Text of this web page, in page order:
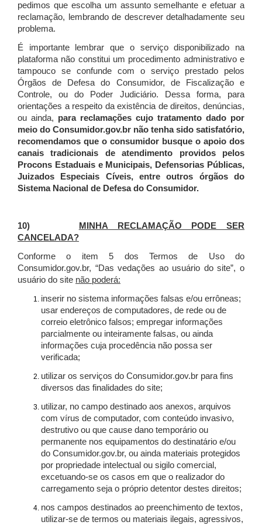
pedimos que escolha um assunto semelhante e efetuar a
reclamação, lembrando de descrever detalhadamente seu
problema.
É importante lembrar que o serviço disponibilizado na
plataforma não constitui um procedimento administrativo e
tampouco se confunde com o serviço prestado pelos
Órgãos de Defesa do Consumidor, de Fiscalização e
Controle, ou do Poder Judiciário. Dessa forma, para
orientações a respeito da existência de direitos, denúncias,
ou ainda, para reclamações cujo tratamento dado por
meio do Consumidor.gov.br não tenha sido satisfatório,
recomendamos que o consumidor busque o apoio dos
canais tradicionais de atendimento providos pelos
Procons Estaduais e Municipais, Defensorias Públicas,
Juizados Especiais Cíveis, entre outros órgãos do
Sistema Nacional de Defesa do Consumidor.
10)
MINHA RECLAMAÇÃO PODE SER
CANCELADA?
Conforme o item 5 dos Termos de Uso do
Consumidor.gov.br, “Das vedações ao usuário do site”, o
usuário do site não poderá:
inserir no sistema informações falsas e/ou errôneas;
usar endereços de computadores, de rede ou de
correio eletrônico falsos; empregar informações
parcialmente ou inteiramente falsas, ou ainda
informações cuja procedência não possa ser
verificada;
utilizar os serviços do Consumidor.gov.br para fins
diversos das finalidades do site;
utilizar, no campo destinado aos anexos, arquivos
com vírus de computador, com conteúdo invasivo,
destrutivo ou que cause dano temporário ou
permanente nos equipamentos do destinatário e/ou
do Consumidor.gov.br, ou ainda materiais protegidos
por propriedade intelectual ou sigilo comercial,
excetuando-se os casos em que o realizador do
carregamento seja o próprio detentor destes direitos;
nos campos destinados ao preenchimento de textos,
utilizar-se de termos ou materiais ilegais, agressivos,